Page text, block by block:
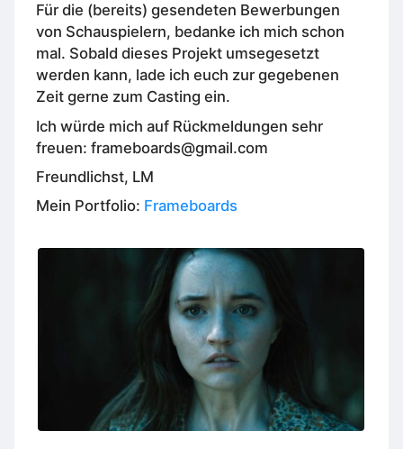
Für die (bereits) gesendeten Bewerbungen
von Schauspielern, bedanke ich mich schon
mal. Sobald dieses Projekt umsegesetzt
werden kann, lade ich euch zur gegebenen
Zeit gerne zum Casting ein.
Ich würde mich auf Rückmeldungen sehr
freuen: frameboards@gmail.com
Freundlichst, LM
Mein Portfolio: Frameboards